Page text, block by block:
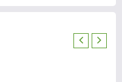
P
N